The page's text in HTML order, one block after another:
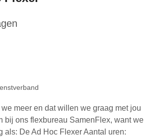
meer en dat willen we graag met jou
bij ons flexbureau SamenFlex, want we
als: De Ad Hoc Flexer Aantal uren: